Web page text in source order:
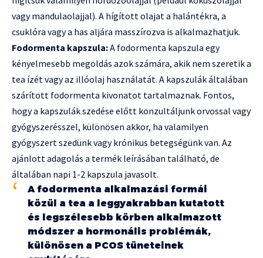
vagy mandulaolajjal). A hígított olajat a halántékra, a
csuklóra vagy a has aljára masszírozva is alkalmazhatjuk.
Fodormenta kapszula:A fodormenta kapszula egy
kényelmesebb megoldás azok számára, akik nem szeretik a
tea ízét vagy az illóolaj használatát. A kapszulák általában
szárított fodormenta kivonatot tartalmaznak. Fontos,
hogy a kapszulák szedése előtt konzultáljunk orvossal vagy
gyógyszerésszel, különösen akkor, ha valamilyen
gyógyszert szedünk vagy krónikus betegségünk van. Az
ajánlott adagolás a termék leírásában található, de
általában napi 1-2 kapszula javasolt.
A fodormenta alkalmazási formái
közül a tea a leggyakrabban kutatott
és legszélesebb körben alkalmazott
módszer a hormonális problémák,
különösen a PCOS tüneteinek